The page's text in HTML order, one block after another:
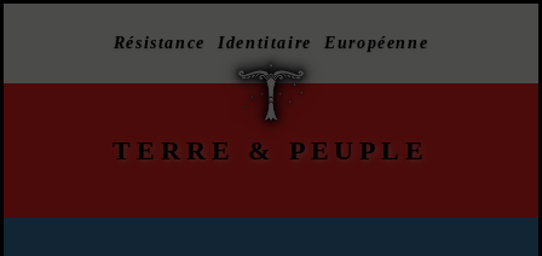
Résistance Identitaire Européenne
TERRE & PEUPLE